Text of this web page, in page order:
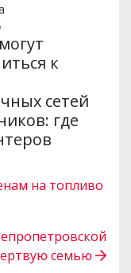
к
сетей
где
на топливо
семью